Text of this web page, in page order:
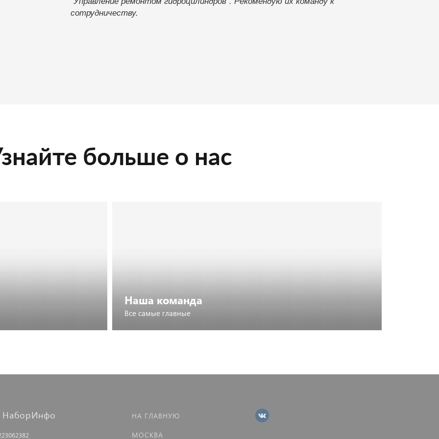
сотрудничеству.
больше о нас
Наша команда
Все самые главные
НА ГЛАВНУЮ
МОСКВА